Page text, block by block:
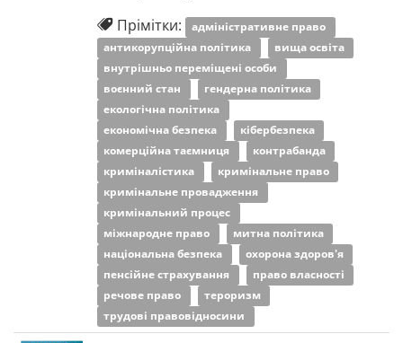
Прімітки: адміністративне право
антикорупційна політика
вища освіта
внутрішньо переміщені особи
воєнний стан
гендерна політика
екологічна політика
економічна безпека
кібербезпека
комерційна таємниця
контрабанда
криміналістика
кримінальне право
кримінальне провадження
кримінальний процес
міжнародне право
митна політика
національна безпека
охорона здоров'я
пенсійне страхування
право власності
речове право
тероризм
трудові правовідносини